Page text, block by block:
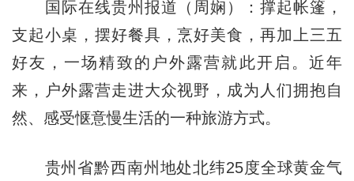
国际在线贵州报道（周娴）：撑起帐篷，
支起小桌，摆好餐具，烹好美食，再加上三五
好友，一场精致的户外露营就此开启。近年
来，户外露营走进大众视野，成为人们拥抱自
然、感受惬意慢生活的一种旅游方式。
贵州省黔西南州地处北纬25度全球黄金气